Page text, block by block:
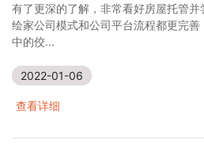
有了更深的了解，非常看好房屋托管并
绘家公司模式和公司平台流程都更完
中的佼...
2022-01-06
查看详细